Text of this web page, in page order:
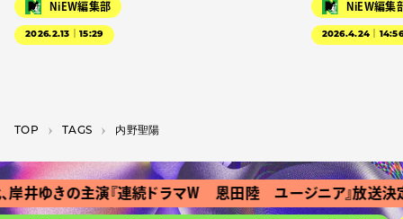
NiEW編集部
2026.2.13｜15:29
NiEW編集
2026.4.24｜
TOP T­A­G­S 内野聖陽
ゆきの主演『連続ドラマＷ 恩田陸 ユージニア』放送決定